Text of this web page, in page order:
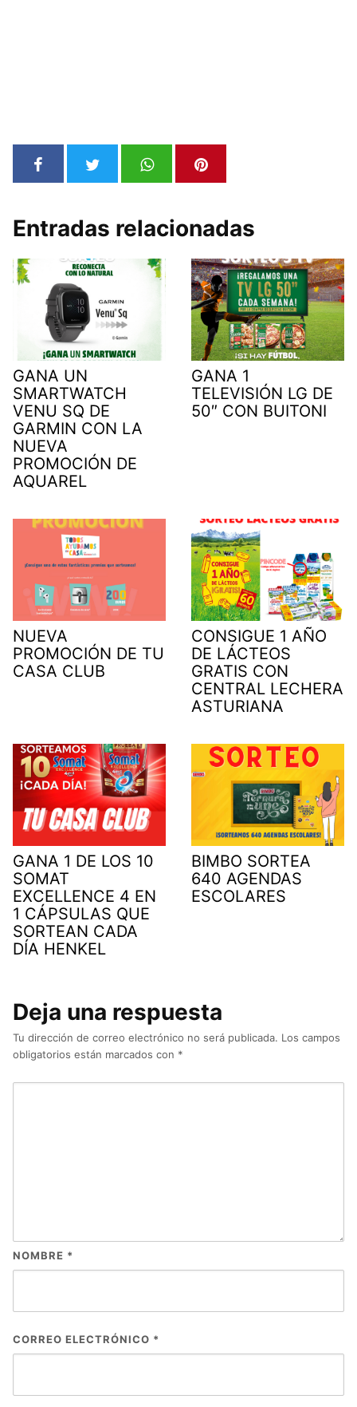
Entradas relacionadas
GANA UN
SMARTWATCH
VENU SQ DE
GARMIN CON LA
NUEVA
PROMOCIÓN DE
AQUAREL
GANA 1
TELEVISIÓN LG DE
50″ CON BUITONI
NUEVA
PROMOCIÓN DE TU
CASA CLUB
CONSIGUE 1 AÑO
DE LÁCTEOS
GRATIS CON
CENTRAL LECHERA
ASTURIANA
GANA 1 DE LOS 10
SOMAT
EXCELLENCE 4 EN
1 CÁPSULAS QUE
SORTEAN CADA
DÍA HENKEL
BIMBO SORTEA
640 AGENDAS
ESCOLARES
Deja una respuesta
Tu dirección de correo electrónico no será publicada. Los campos
obligatorios están marcados con *
NOMBRE *
CORREO ELECTRÓNICO *